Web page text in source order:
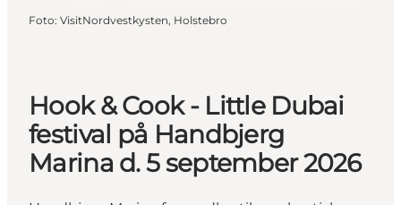
Foto: VisitNordvestkysten, Holstebro
Hook & Cook - Little Dubai
festival på Handbjerg
Marina d. 5 september 2026